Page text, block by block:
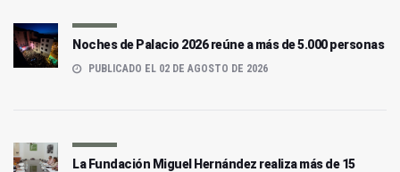
Noches de Palacio 2026 reúne a más de 5.000 personas
PUBLICADO EL 02 DE AGOSTO DE 2026
La Fundación Miguel Hernández realiza más de 15